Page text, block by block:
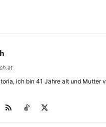
ich bin 41 Jahre alt und Mutter